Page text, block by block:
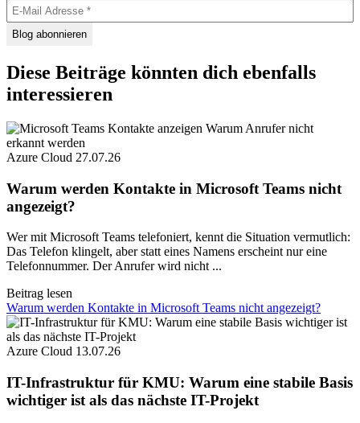
Diese Beiträge könnten dich ebenfalls
interessieren
Azure Cloud 27.07.26
Warum werden Kontakte in Microsoft Teams nicht
angezeigt?
Wer mit Microsoft Teams telefoniert, kennt die Situation vermutlich:
Das Telefon klingelt, aber statt eines Namens erscheint nur eine
Telefonnummer. Der Anrufer wird nicht ...
Beitrag lesen
Warum werden Kontakte in Microsoft Teams nicht angezeigt?
Azure Cloud 13.07.26
IT-Infrastruktur für KMU: Warum eine stabile Basis
wichtiger ist als das nächste IT-Projekt